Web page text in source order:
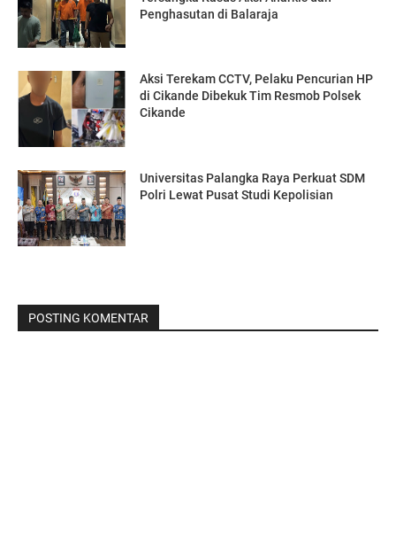
Penghasutan di Balaraja
Aksi Terekam CCTV, Pelaku Pencurian HP
di Cikande Dibekuk Tim Resmob Polsek
Cikande
Universitas Palangka Raya Perkuat SDM
Polri Lewat Pusat Studi Kepolisian
POSTING KOMENTAR